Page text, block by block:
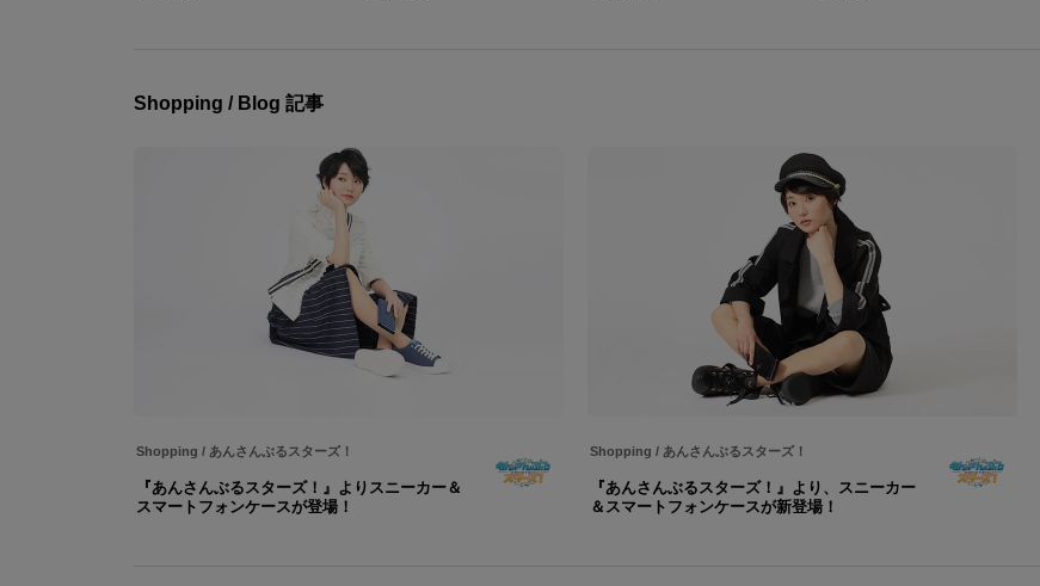
Shopping / Blog 記事
Shopping / あんさんぶるスターズ！
『あんさんぶるスターズ！』よりスニーカー＆
スマートフォンケースが登場！
Shopping / あんさんぶるスターズ！
『あんさんぶるスターズ！』より、スニーカー
＆スマートフォンケースが新登場！